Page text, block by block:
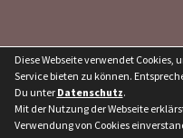
Diese Webseite verwendet Cookies,
Service bieten zu können.
Du unter Datenschutz.
Mit der Nutzung der Webseite
Verwendung von Cookies